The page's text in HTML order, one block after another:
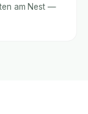
am Nest —